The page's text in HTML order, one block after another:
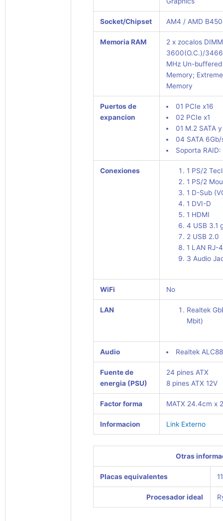
Socket/Chipset AM4 / AMD B450
Memoria RAM
2 x zocalos
3600(O.C.)/
MHz Un-
Memory;
Memory
Puertos de
expancion
01 PCIe x16
02 PCIe x1
01 M.2 SATA
04 SATA 6Gb/
Soporta RAID:
Conexiones
1 PS/2
1 PS/2
1 D-Sub
1 DVI-D
1 HDMI
4 USB 3.1
2 USB 2.0
1 LAN RJ-
3 Audio
WiFi No
LAN
Realtek
Mbit)
Audio Realtek
Fuente de
energia (PSU)
24 pines ATX
8 pines ATX 12V
Factor forma MATX 24.4cm x
Informacion Link Externo
Otras
Placas equivalentes
Procesador ideal